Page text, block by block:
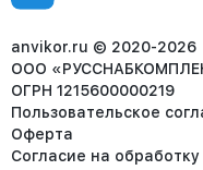
8 (953) 455-25-61
anvikor.ru © 2020-2026
ООО
ОГРН 1215600000219
Пользовательское
Оферта
Согласие на